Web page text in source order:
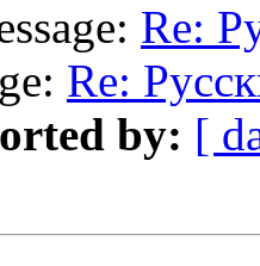
Re:
Re:
by: [